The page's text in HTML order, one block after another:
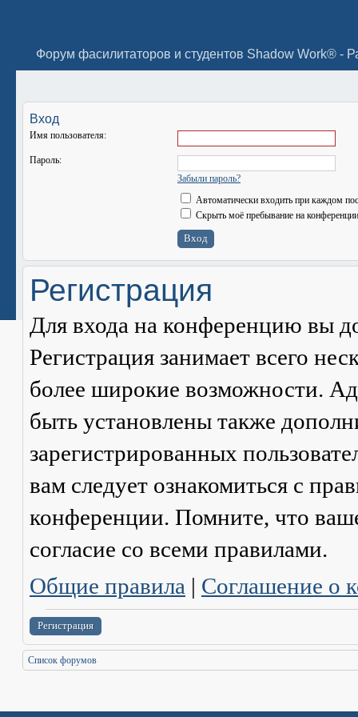
Вход
Имя пользователя:
Пароль:
Забыли пароль?
Автоматически входить при каждом
Скрыть моё пребывание на
Регистрация
Для входа на конференцию вы
Регистрация занимает всего
более широкие возможности.
быть установлены также
зарегистрированных
вам следует ознакомиться с
конференции. Помните, что
согласие со всеми правилами.
Общие правила | Соглашение о
Регистрация
Список форумов